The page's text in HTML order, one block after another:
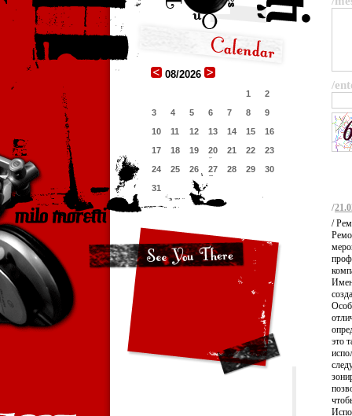
08/2026
1
2
3
4 5 6 7 8
9
10
11 12 13 14 15
16
17
18 19 20 21 22
23
24
25 26 27 28 29
30
31
/
/
/
это